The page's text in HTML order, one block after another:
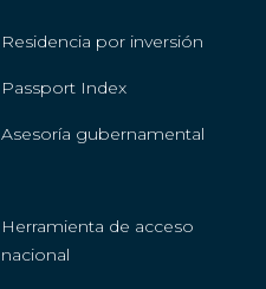
Residencia por inversión
Passport Index
Asesoría gubernamental
Herramienta de acceso
nacional